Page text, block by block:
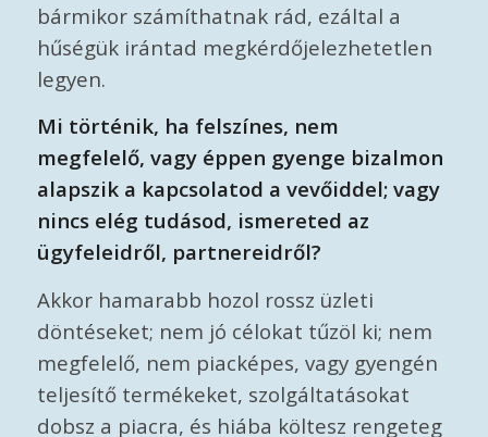
bármikor számíthatnak rád, ezáltal a
hűségük irántad megkérdőjelezhetetlen
legyen.
Mi történik, ha felszínes, nem
megfelelő, vagy éppen gyenge bizalmon
alapszik a kapcsolatod a vevőiddel; vagy
nincs elég tudásod, ismereted az
ügyfeleidről, partnereidről?
Akkor hamarabb hozol rossz üzleti
döntéseket; nem jó célokat tűzöl ki; nem
megfelelő, nem piacképes, vagy gyengén
teljesítő termékeket, szolgáltatásokat
dobsz a piacra, és hiába költesz rengeteg